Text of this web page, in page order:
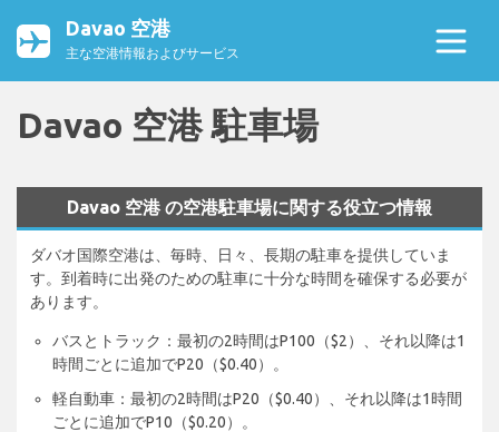
Davao 空港
主な空港情報およびサービス
Davao 空港 駐車場
Davao 空港 の空港駐車場に関する役立つ情報
ダバオ国際空港は、毎時、日々、長期の駐車を提供していま
す。到着時に出発のための駐車に十分な時間を確保する必要が
あります。
バスとトラック：最初の2時間はP100（$2）、それ以降は1
時間ごとに追加でP20（$0.40）。
軽自動車：最初の2時間はP20（$0.40）、それ以降は1時間
ごとに追加でP10（$0.20）。